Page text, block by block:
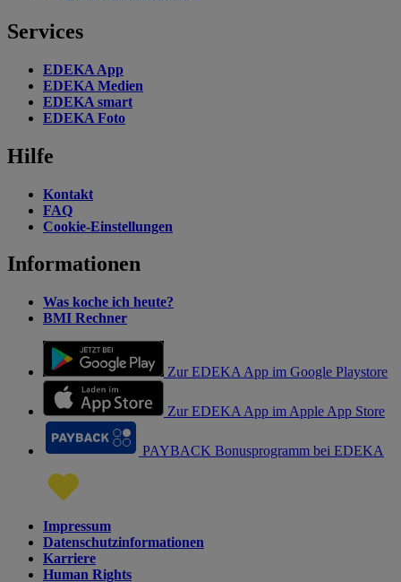
Services
EDEKA App
EDEKA Medien
EDEKA smart
EDEKA Foto
Hilfe
Kontakt
FAQ
Cookie-Einstellungen
Informationen
Was koche ich heute?
BMI Rechner
Zur EDEKA App im Google Playstore
Zur EDEKA App im Apple App Store
PAYBACK Bonusprogramm bei EDEKA
Impressum
Datenschutzinformationen
Karriere
Human Rights